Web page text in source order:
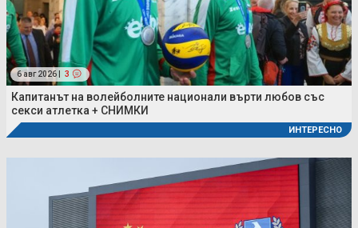
6 авг 2026 | 3
Капитанът на волейболните национали върти любов със
секси атлетка + СНИМКИ
ИНТЕРЕСНО